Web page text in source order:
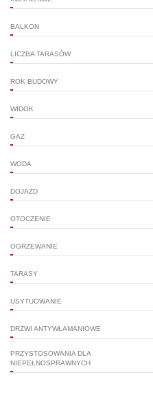
BALKON
LICZBA TARASÓW
ROK BUDOWY
WIDOK
GAZ
WODA
DOJAZD
OTOCZENIE
OGRZEWANIE
TARASY
USYTUOWANIE
DRZWI ANTYWŁAMANIOWE
PRZYSTOSOWANIA DLA
NIEPEŁNOSPRAWNYCH